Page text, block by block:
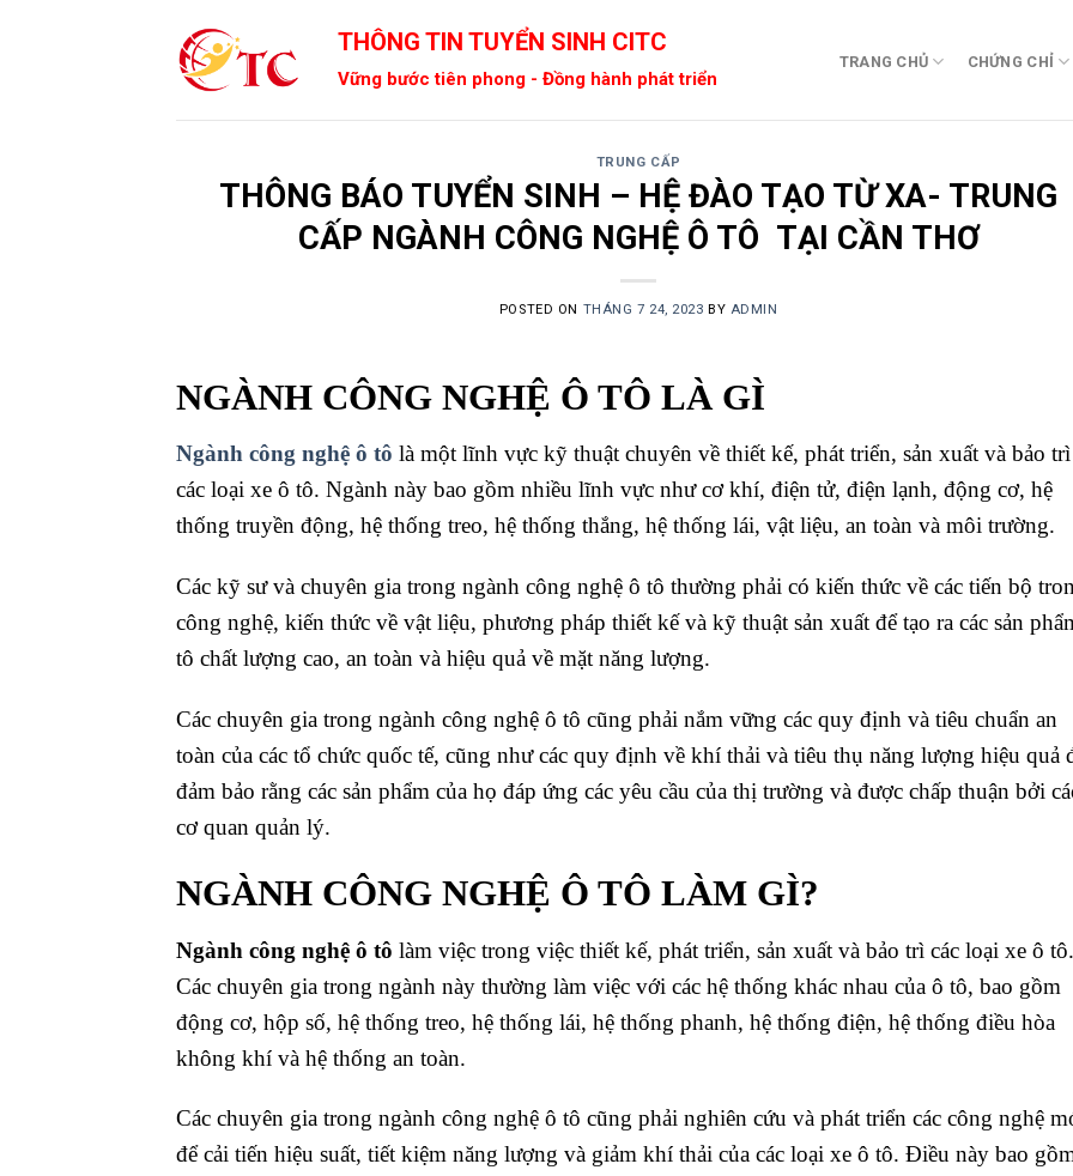
THÔNG TIN TUYỂN SINH CITC
Vững bước tiên phong - Đồng hành phát triển
TRANG CHỦ CHỨNG CHỈ
TRUNG CẤP
THÔNG BÁO TUYỂN SINH – HỆ ĐÀO TẠO TỪ XA- TRUNG
CẤP NGÀNH CÔNG NGHỆ Ô TÔ TẠI CẦN THƠ
POSTED ON THÁNG 7 24, 2023 BY ADMIN
NGÀNH CÔNG NGHỆ Ô TÔ LÀ GÌ
Ngành công nghệ ô tô là một lĩnh vực kỹ thuật chuyên về thiết kế, phát triển, sản xuất và bảo trì
các loại xe ô tô. Ngành này bao gồm nhiều lĩnh vực như cơ khí, điện tử, điện lạnh, động cơ, hệ
thống truyền động, hệ thống treo, hệ thống thắng, hệ thống lái, vật liệu, an toàn và môi trường.
Các kỹ sư và chuyên gia trong ngành công nghệ ô tô thường phải có kiến thức về các tiến bộ
công nghệ, kiến thức về vật liệu, phương pháp thiết kế và kỹ thuật sản xuất để tạo ra các sản
tô chất lượng cao, an toàn và hiệu quả về mặt năng lượng.
Các chuyên gia trong ngành công nghệ ô tô cũng phải nắm vững các quy định và tiêu chuẩn an
toàn của các tổ chức quốc tế, cũng như các quy định về khí thải và tiêu thụ năng lượng hiệu quả
đảm bảo rằng các sản phẩm của họ đáp ứng các yêu cầu của thị trường và được chấp thuận bởi
cơ quan quản lý.
NGÀNH CÔNG NGHỆ Ô TÔ LÀM GÌ?
Ngành công nghệ ô tô làm việc trong việc thiết kế, phát triển, sản xuất và bảo trì các loại xe ô tô.
Các chuyên gia trong ngành này thường làm việc với các hệ thống khác nhau của ô tô, bao gồm
động cơ, hộp số, hệ thống treo, hệ thống lái, hệ thống phanh, hệ thống điện, hệ thống điều hòa
không khí và hệ thống an toàn.
Các chuyên gia trong ngành công nghệ ô tô cũng phải nghiên cứu và phát triển các công nghệ
để cải tiến hiệu suất, tiết kiệm năng lượng và giảm khí thải của các loại xe ô tô. Điều này bao